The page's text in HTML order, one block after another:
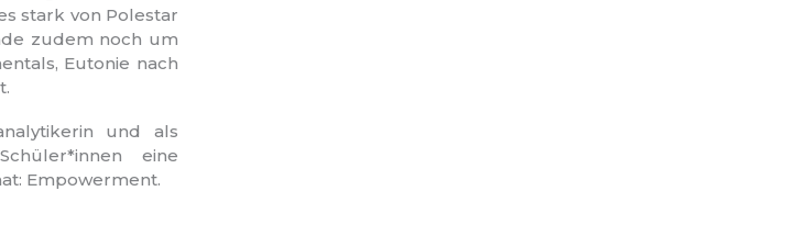
stark von Polestar
zudem noch um
Eutonie nach
und als
eine
Empowerment.